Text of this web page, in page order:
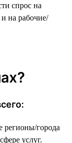
спрос на
на рабочие/
регионы/города
услуг.